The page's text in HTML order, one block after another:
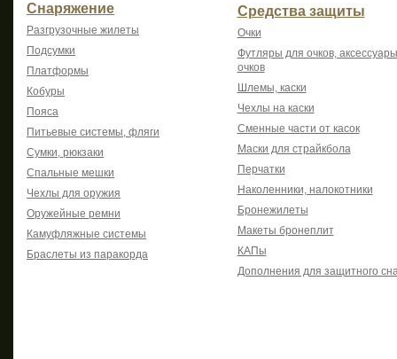
Снаряжение
Разгрузочные жилеты
Подсумки
Платформы
Кобуры
Пояса
Питьевые системы, фляги
Сумки, рюкзаки
Спальные мешки
Чехлы для оружия
Оружейные ремни
Камуфляжные системы
Браслеты из паракорда
Средства защиты
Очки
Футляры для очков,
очков
Шлемы, каски
Чехлы на каски
Сменные части от касок
Маски для страйкбола
Перчатки
Наколенники, налокотники
Бронежилеты
Макеты бронеплит
КАПы
Дополнения для защитного